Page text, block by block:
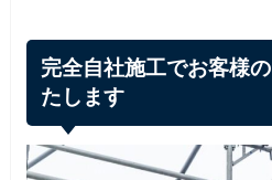
完全自社施工でお客様
たします